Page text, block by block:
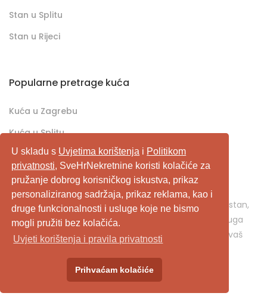
U skladu s Uvjetima korištenja i Politikom
privatnosti, SveHrNekretnine koristi kolačiće za
pružanje dobrog korisničkog iskustva, prikaz
personaliziranog sadržaja, prikaz reklama, kao i
druge funkcionalnosti i usluge koje ne bismo
mogli pružiti bez kolačića.
Uvjeti korištenja i pravila privatnosti
Prihvaćam kolačiće
Stan u Splitu
Stan u Rijeci
Popularne pretrage kuća
Kuća u Zagrebu
Kuća u Splitu
Kuća u Rijeci
SveHrNekretnine.com predstavlja sveobuhvatan
pretraživač/oglašivač nekretnina. Ukoliko je u pitanju stan,
kuća, vikendica, zemljište, poslovni prostor, ili neka druga
nekretnina, svehrnekretnine.com je pravo mjesto za vaš